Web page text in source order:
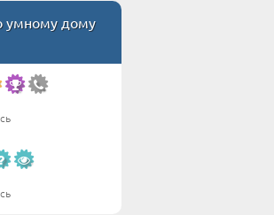
умному дому